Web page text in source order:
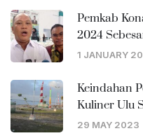
Pemkab
2024
1 JANUARY
Keindahan
Kuliner Ulu
29 MAY 2023